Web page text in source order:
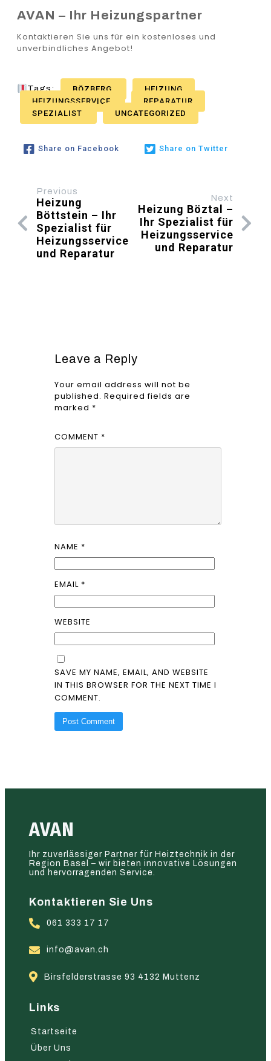
AVAN – Ihr Heizungspartner
Kontaktieren Sie uns für ein kostenloses und
unverbindliches Angebot!
Tags: BÖZBERG
HEIZUNG
HEIZUNGSSERVICE
REPARATUR
SPEZIALIST
UNCATEGORIZED
Share on Facebook Share on Twitter
Previous
Heizung
Böttstein – Ihr
Spezialist für
Heizungsservice
und Reparatur
Next
Heizung Böztal –
Ihr Spezialist für
Heizungsservice
und Reparatur
Leave a Reply
Your email address will not be
published. Required fields are
marked *
COMMENT *
NAME *
EMAIL *
WEBSITE
SAVE MY NAME, EMAIL, AND WEBSITE
IN THIS BROWSER FOR THE NEXT TIME I
COMMENT.
AVAN
Ihr zuverlässiger Partner für Heiztechnik in der
Region Basel – wir bieten innovative Lösungen
und hervorragenden Service.
Kontaktieren Sie Uns
061 333 17 17
info@avan.ch
Birsfelderstrasse 93 4132 Muttenz
Links
Startseite
Über Uns